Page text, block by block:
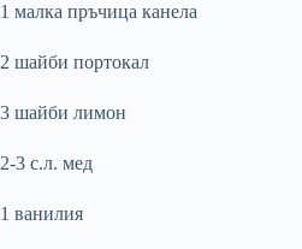
1 малка пръчица канела
2 шайби портокал
3 шайби лимон
2-3 с.л. мед
1 ванилия